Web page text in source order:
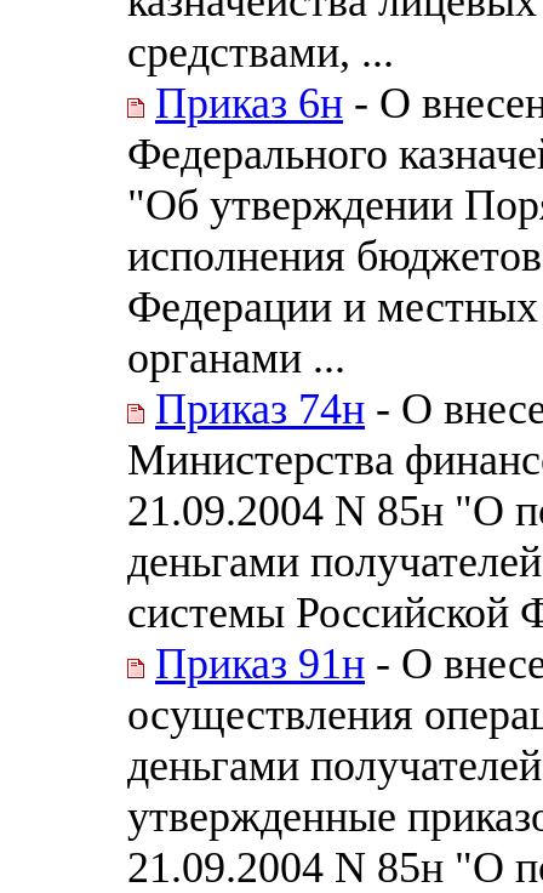
средствами, ...
Приказ 6н - О
Федерального
"Об утверждении
исполнения
Федерации и
органами ...
Приказ 74н - О
Министерства
21.09.2004 N 85н "О
деньгами
системы Российской
Приказ 91н - О
осуществления
деньгами
утвержденные
21.09.2004 N 85н "О